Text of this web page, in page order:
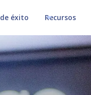
éxito Recursos